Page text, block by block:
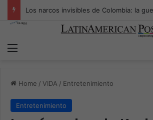
Home / VIDA / Entretenimiento
Entretenimiento